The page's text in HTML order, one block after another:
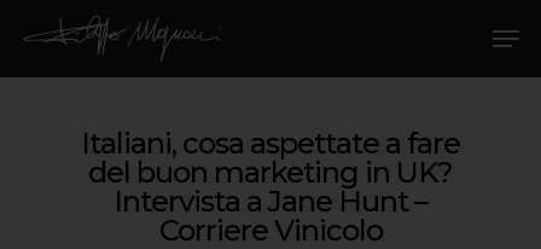
Italiani, cosa aspettate a fare
del buon marketing in UK?
Intervista a Jane Hunt –
Corriere Vinicolo